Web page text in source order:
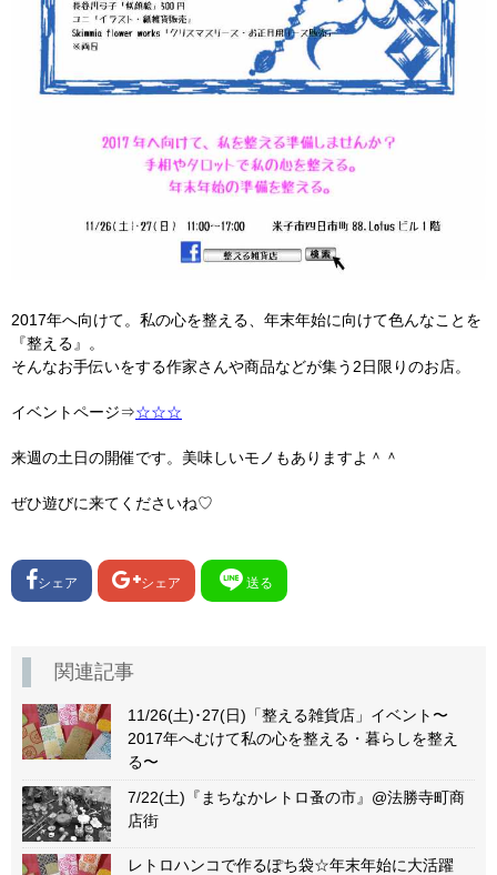
2017年へ向けて。私の心を整える、年末年始に向けて色んなことを
『整える』。
そんなお手伝いをする作家さんや商品などが集う2日限りのお店。
イベントページ⇒☆☆☆
来週の土日の開催です。美味しいモノもありますよ＾＾
ぜひ遊びに来てくださいね♡
シェア シェア 送る
関連記事
11/26(土)･27(日)「整える雑貨店」イベント〜
2017年へむけて私の心を整える・暮らしを整え
る〜
7/22(土)『まちなかレトロ蚤の市』@法勝寺町商
店街
レトロハンコで作るぽち袋☆年末年始に大活躍